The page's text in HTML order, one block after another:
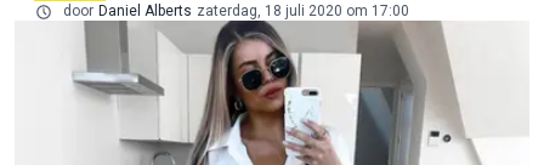
door Daniel Alberts zaterdag, 18 juli 2020 om 17:00